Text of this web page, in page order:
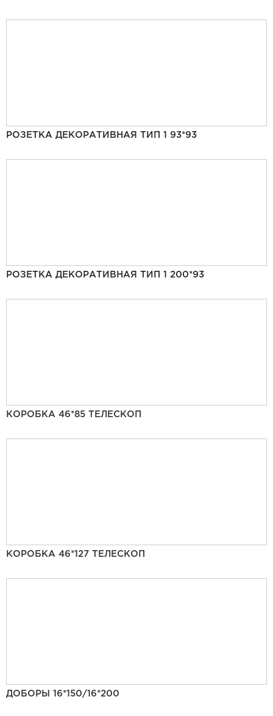
РОЗЕТКА ДЕКОРАТИВНАЯ ТИП 1 93*93
РОЗЕТКА ДЕКОРАТИВНАЯ ТИП 1 200*93
КОРОБКА 46*85 ТЕЛЕСКОП
КОРОБКА 46*127 ТЕЛЕСКОП
ДОБОРЫ 16*150/16*200